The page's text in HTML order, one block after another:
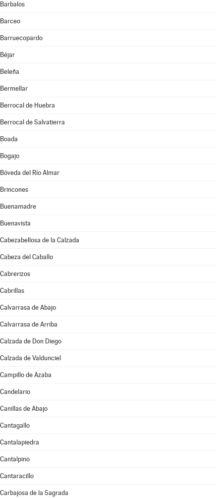
Barbalos
Barceo
Barruecopardo
Béjar
Beleña
Bermellar
Berrocal de Huebra
Berrocal de Salvatierra
Boada
Bogajo
Bóveda del Río Almar
Brincones
Buenamadre
Buenavista
Cabezabellosa de la Calzada
Cabeza del Caballo
Cabrerizos
Cabrillas
Calvarrasa de Abajo
Calvarrasa de Arriba
Calzada de Don Diego
Calzada de Valdunciel
Campillo de Azaba
Candelario
Canillas de Abajo
Cantagallo
Cantalapiedra
Cantalpino
Cantaracillo
Carbajosa de la Sagrada